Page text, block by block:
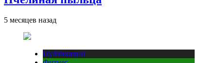
5 месяцев назад
Публикации